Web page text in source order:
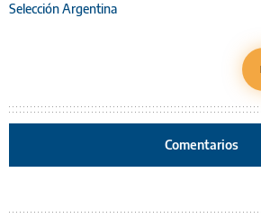
Selección Argentina
Comentarios